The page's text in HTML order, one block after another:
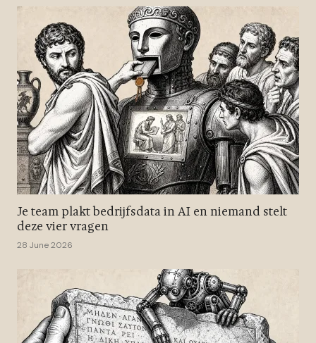
Je team plakt bedrijfsdata in AI en niemand stelt
deze vier vragen
28 June 2026